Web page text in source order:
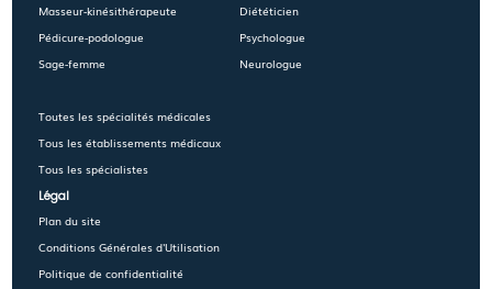
Masseur-kinésithérapeute
Pédicure-podologue
Sage-femme
Toutes les spécialités médicales
Tous les établissements médicaux
Tous les spécialistes
Diététicien
Psychologue
Neurologue
Légal
Plan du site
Conditions Générales d'Utilisation
Politique de confidentialité